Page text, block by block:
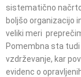
sistematično
boljšo organizacijo
veliki meri
Pomembna sta
vzdrževanje, kar
evidenc o